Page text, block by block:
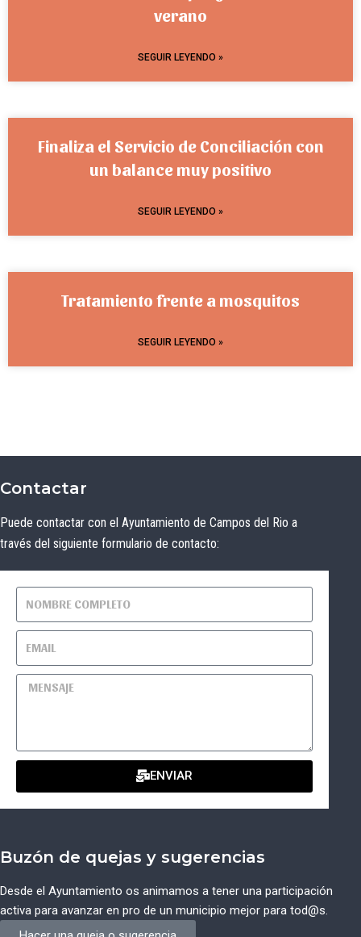
verano
SEGUIR LEYENDO »
Finaliza el Servicio de Conciliación con
un balance muy positivo
SEGUIR LEYENDO »
Tratamiento frente a mosquitos
SEGUIR LEYENDO »
Contactar
Puede contactar con el Ayuntamiento de Campos del Rio a
través del siguiente formulario de contacto:
ENVIAR
Buzón de quejas y sugerencias
Desde el Ayuntamiento os animamos a tener una participación
activa para avanzar en pro de un municipio mejor para tod@s.